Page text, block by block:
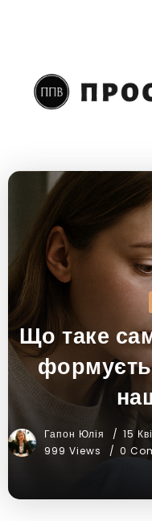
Що таке
Гапон Юлія 15
999 Views
0